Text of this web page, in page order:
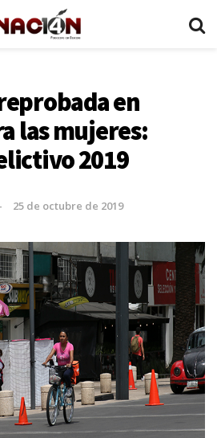
en
las mujeres:
2019
25 de octubre de 2019